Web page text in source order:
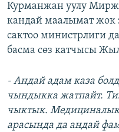
Курманжан уулу
кандай маалымат жок
сактоо министрлиги
басма сөз катчысы
- Андай адам каза
чындыкка жатпайт.
чыктык.
арасында да андай